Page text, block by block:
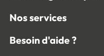
Nos services
Besoin d'aide ?